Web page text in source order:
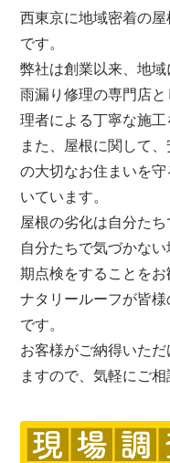
西東京に地域密着の
です。
弊社は創業以来、地
雨漏り修理の専門店
理者による丁寧な施工
また、屋根に関して
の大切なお住まいを
いています。
屋根の劣化は自分たち
自分たちで気づかな
期点検をすることをお
ナタリールーフが皆
です。
お客様がご納得いた
ますので、気軽にご相